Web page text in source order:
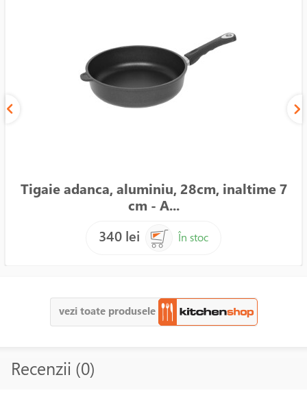
Tigaie adanca, aluminiu, 28cm, inaltime 7
cm - A...
340 lei
În stoc
vezi toate produsele
Recenzii (0)